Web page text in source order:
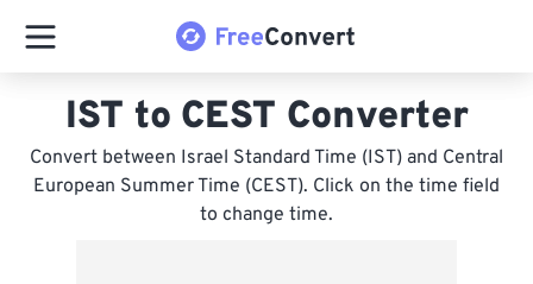
IST to CEST Converter
Convert between Israel Standard Time (IST) and Central
European Summer Time (CEST). Click on the time field
to change time.